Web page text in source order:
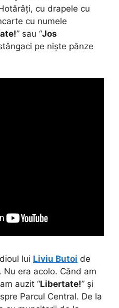
cu drapele cu
cu numele
” sau “Jos
pe niște pânze
lui Liviu Butoi de
Nu era acolo. Când am
auzit “Libertate!” și
Parcul Central. De la